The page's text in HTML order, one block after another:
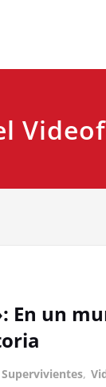
En un
Supervivientes,